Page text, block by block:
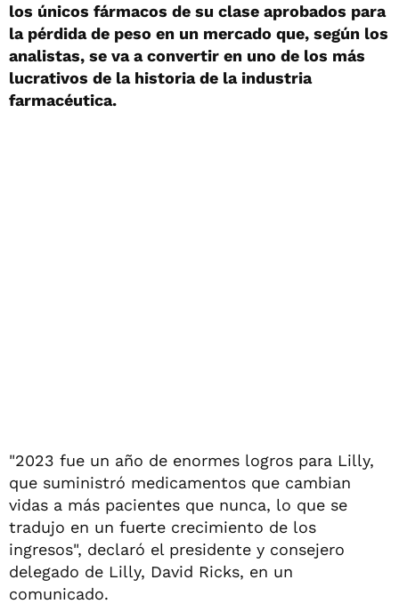
los únicos fármacos de su clase aprobados para
la pérdida de peso en un mercado que, según los
analistas, se va a convertir en uno de los más
lucrativos de la historia de la industria
farmacéutica.
"2023 fue un año de enormes logros para Lilly,
que suministró medicamentos que cambian
vidas a más pacientes que nunca, lo que se
tradujo en un fuerte crecimiento de los
ingresos", declaró el presidente y consejero
delegado de Lilly, David Ricks, en un
comunicado.